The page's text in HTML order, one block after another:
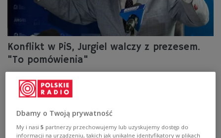
Konflikt w PiS, Jurgiel walczy z prezesem.
"To pomówienia"
Europoseł i b. minister rolnictwa Krzysztof Jurgiel
zapowiada obronę swego dobrego imienia i kroki
prawne, w związku z krytycznymi opiniami na jego
temat ze strony m.in. prezesa PiS Jarosława
Kaczyńskiego.
Zobacz więcej na temat:POLSKA polityka
Dbamy o Twoją prywatność
My i nasi5 partnerzy przechowujemy lub uzyskujemy dostęp do
informacji na urządzeniu, takich jak unikalne identyfikatory w plikach